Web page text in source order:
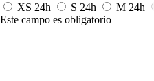
XS 24h S 24h M 24h
Este campo es obligatorio